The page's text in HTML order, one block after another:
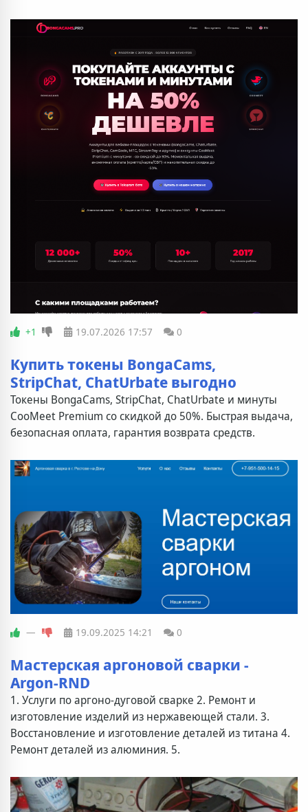
+1 19.07.2026 17:57 0
Купить токены BongaCams,
StripChat, ChatUrbate выгодно
Токены BongaCams, StripChat, ChatUrbate и минуты
CooMeet Premium со скидкой до 50%. Быстрая выдача,
безопасная оплата, гарантия возврата средств.
— 19.09.2025 14:21 0
Мастерская аргоновой сварки -
Argon-RND
1. Услуги по аргоно-дуговой сварке 2. Ремонт и
изготовление изделий из нержавеющей стали. 3.
Восстановление и изготовление деталей из титана 4.
Ремонт деталей из алюминия. 5.